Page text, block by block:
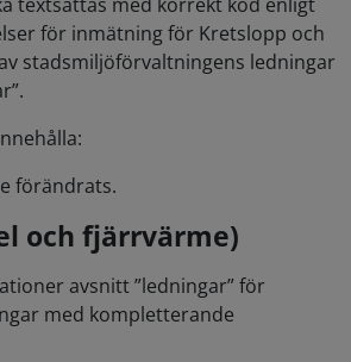
för inmätning för Kretslopp och
stadsmiljöförvaltningens ledningar
förändrats.
och fjärrvärme)
avsnitt ”ledningar” för
med kompletterande